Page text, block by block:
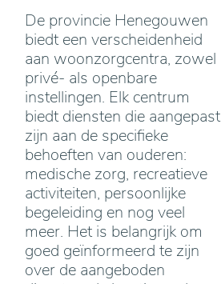
De provincie Henegouwen
biedt een verscheidenheid
aan woonzorgcentra, zowel
privé- als openbare
instellingen. Elk centrum
biedt diensten die aangepast
zijn aan de specifieke
behoeften van ouderen:
medische zorg, recreatieve
activiteiten, persoonlijke
begeleiding en nog veel
meer. Het is belangrijk om
goed geïnformeerd te zijn
over de aangeboden